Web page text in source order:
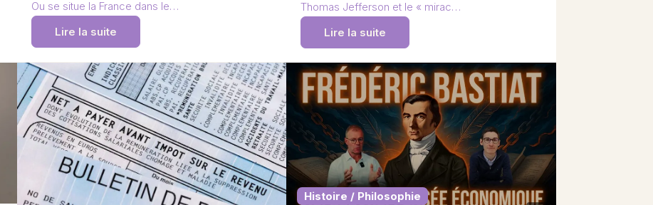
Ou se situe la France dans le…
Lire la suite
Thomas Jefferson et le « mirac…
Lire la suite
Histoire / Philosophie